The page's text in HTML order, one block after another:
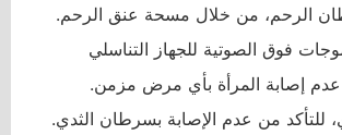
الرحم، من خلال مسحة عنق الرحم.
فوق الصوتية للجهاز التناسلي
عدم إصابة المرأة بأي مرض مزمن.
للتأكد من عدم الإصابة بسرطان الثدي.